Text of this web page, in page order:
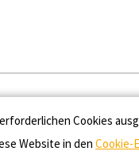
Cookies
Website in den Cookie-